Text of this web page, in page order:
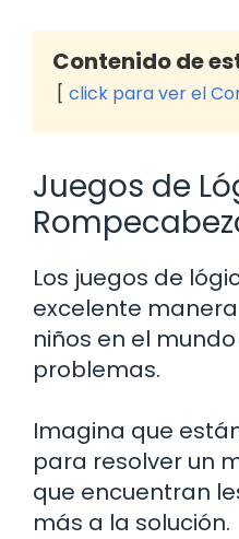
Contenido de
click para ver el
Juegos de
Los juegos de
excelente
niños en el
problemas.
Imagina que
para resolver un
que encuentran
más a la solución.